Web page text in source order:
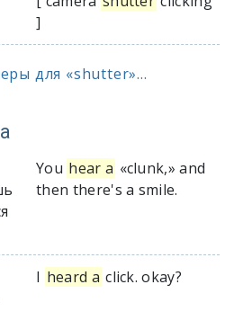
]
для «shutter»...
You hear a «clunk,» and
then there's a smile.
I heard a click. okay?